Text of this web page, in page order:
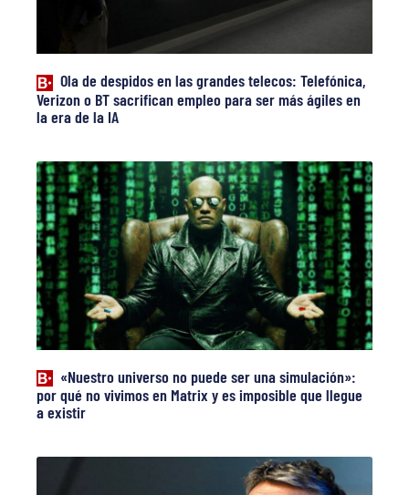
Ola de despidos en las grandes telecos: Telefónica,
Verizon o BT sacrifican empleo para ser más ágiles en
la era de la IA
«Nuestro universo no puede ser una simulación»:
por qué no vivimos en Matrix y es imposible que llegue
a existir